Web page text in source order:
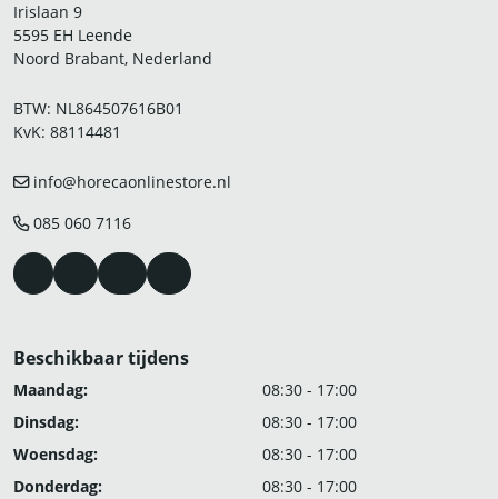
Irislaan 9
5595 EH Leende
Noord Brabant, Nederland
BTW: NL864507616B01
KvK: 88114481
info@horecaonlinestore.nl
085 060 7116
Beschikbaar tijdens
Maandag:
08:30 - 17:00
Dinsdag:
08:30 - 17:00
Woensdag:
08:30 - 17:00
Donderdag:
08:30 - 17:00